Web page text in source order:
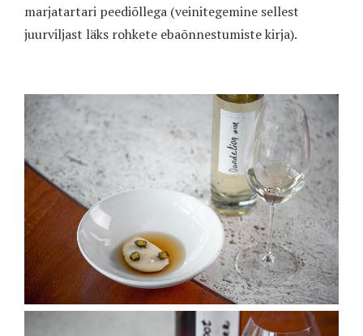
marjatartari peediõllega (veinitegemine sellest
juurviljast läks rohkete ebaõnnestumiste kirja).